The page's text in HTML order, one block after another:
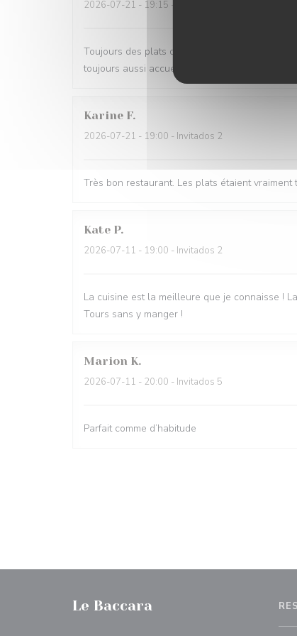
2026-07-21 - 19:15 - Invitados 3
Toujours des plats délicieux et savoureux, de
toujours aussi accueillant. A recommander
Karine F
2026-07-21 - 19:00 - Invitados 2
Très bon restaurant. Les plats étaient
Kate P
2026-07-11 - 19:00 - Invitados 2
La cuisine est la meilleure que je connaisse !
Tours sans y manger !
Marion K
2026-07-11 - 20:00 - Invitados 5
Parfait comme d’habitude
Le Baccara